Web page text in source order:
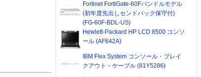
Fortinet FortiGate-60Fバンドルモデル
(初年度先出しセンドバック保守付)
(FG-60F-BDL-US)
Hewlett-Packard HP LCD 8500 コンソ
ール (AF642A)
IBM Flex System コンソール・ブレイ
クアウト・ケーブル (81Y5286)